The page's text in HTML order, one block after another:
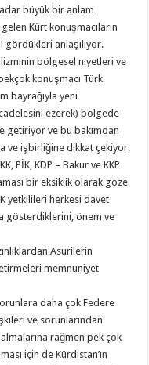
büyük bir anlam
Kürt konuşmacıların
gördükleri anlaşılıyor.
bölgesel niyetleri ve
konuşmacı Türk
bayrağıyla yeni
ezerek) bölgede
getiriyor ve bu bakımdan
ve işbirliğine dikkat çekiyor.
PİK, KDP – Bakur ve KKP
bir eksiklik olarak göze
yetkilileri herkesi davet
gösterdiklerini, önem ve
Asurilerin
memnuniyet
daha çok Federe
ve sorunlarından
rağmen pek çok
için de Kürdistan’ın